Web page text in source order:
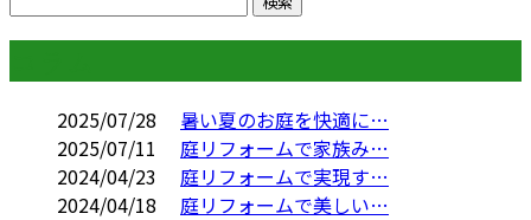
2025/07/28
暑い夏のお庭を快適に…
2025/07/11
庭リフォームで家族み…
2024/04/23
庭リフォームで実現す…
2024/04/18
庭リフォームで美しい…